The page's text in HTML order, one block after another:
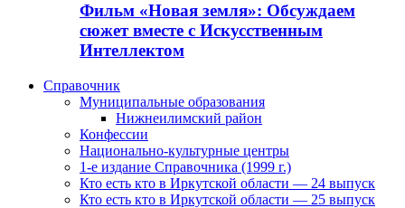
Фильм «Новая земля»: Обсуждаем
сюжет вместе с Искусственным
Интеллектом
Справочник
Муниципальные образования
Нижнеилимский район
Конфессии
Национально-культурные центры
1-е издание Справочника (1999 г.)
Кто есть кто в Иркутской области — 24 выпуск
Кто есть кто в Иркутской области — 25 выпуск